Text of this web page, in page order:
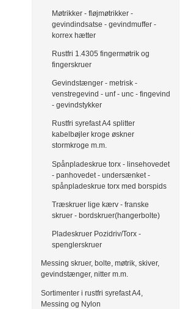
Møtrikker - fløjmøtrikker -
gevindindsatse - gevindmuffer -
korrex hætter
Rustfri 1.4305 fingermøtrik og
fingerskruer
Gevindstænger - metrisk -
venstregevind - unf - unc - fingevind
- gevindstykker
Rustfri syrefast A4 splitter
kabelbøjler kroge øskner
stormkroge m.m.
Spånpladeskrue torx - linsehovedet
- panhovedet - undersænket -
spånpladeskrue torx med borspids
Træskruer lige kærv - franske
skruer - bordskruer(hangerbolte)
Pladeskruer Pozidriv/Torx -
spenglerskruer
Messing skruer, bolte, møtrik, skiver,
gevindstænger, nitter m.m.
Sortimenter i rustfri syrefast A4,
Messing og Nylon